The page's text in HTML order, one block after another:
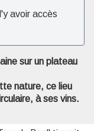
avoir accès
sur un plateau
nature, ce lieu
à ses vins.